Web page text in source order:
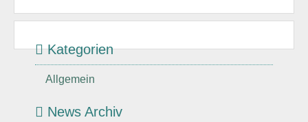
Kategorien
Allgemein
News Archiv